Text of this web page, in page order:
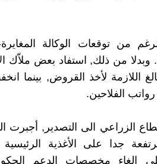
من توقعات الوكالة
وبدلا من ذلك, استفاد بعض ملاّك
اللازمة لأخذ القروض, بينما
الفلاحين.
الزراعي الى التصدير, أجبرت
جدا على الأغذية الرئيسية
الغاء مخصصات الدعم